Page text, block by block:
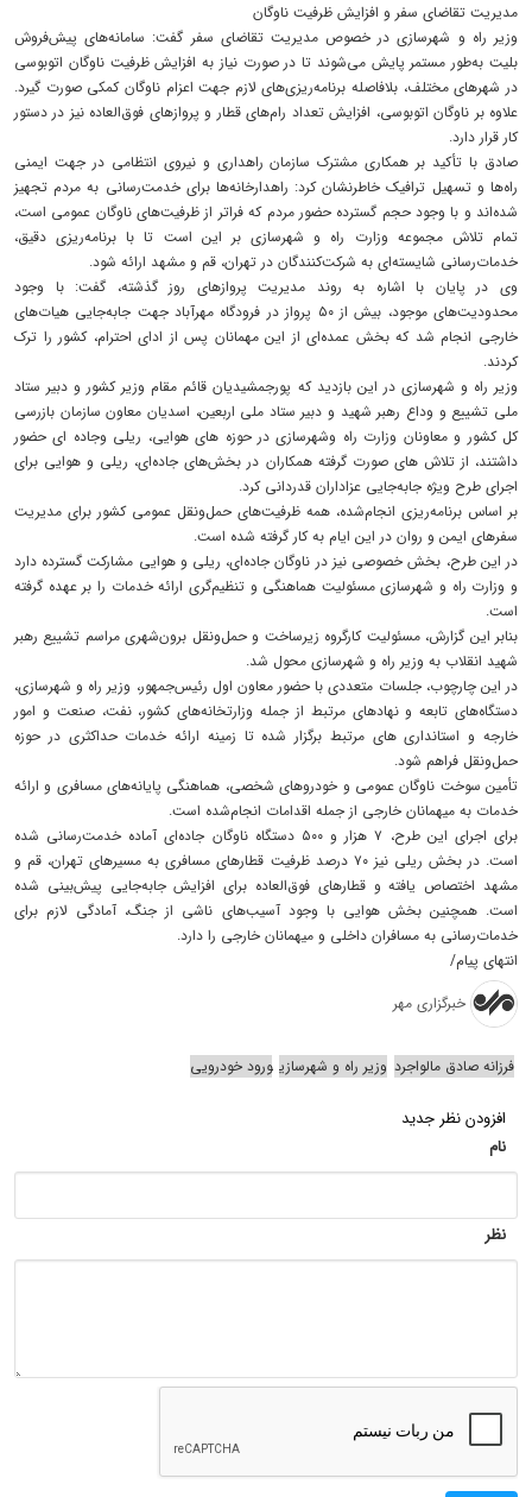
مدیریت تقاضای سفر و افزایش ظرفیت ناوگان
وزیر راه و شهرسازی در خصوص مدیریت تقاضای سفر گفت: سامانه‌های پیش‌فروش
بلیت به‌طور مستمر پایش می‌شوند تا در صورت نیاز به افزایش ظرفیت ناوگان اتوبوسی
در شهرهای مختلف، بلافاصله برنامه‌ریزی‌های لازم جهت اعزام ناوگان کمکی صورت گیرد.
علاوه بر ناوگان اتوبوسی، افزایش تعداد رام‌های قطار و پروازهای فوق‌العاده نیز در دستور
کار قرار دارد.
صادق با تأکید بر همکاری مشترک سازمان راهداری و نیروی انتظامی در جهت ایمنی
راه‌ها و تسهیل ترافیک خاطرنشان کرد: راهدارخانه‌ها برای خدمت‌رسانی به مردم تجهیز
شده‌اند و با وجود حجم گسترده حضور مردم که فراتر از ظرفیت‌های ناوگان عمومی است،
تمام تلاش مجموعه وزارت راه و شهرسازی بر این است تا با برنامه‌ریزی دقیق،
خدمات‌رسانی شایسته‌ای به شرکت‌کنندگان در تهران، قم و مشهد ارائه شود.
وی در پایان با اشاره به روند مدیریت پروازهای روز گذشته، گفت: با وجود
محدودیت‌های موجود، بیش از ۵۰ پرواز در فرودگاه مهرآباد جهت جابه‌جایی هیات‌های
خارجی انجام شد که بخش عمده‌ای از این مهمانان پس از ادای احترام، کشور را ترک
کردند.
وزیر راه و شهرسازی در این بازدید که پورجمشیدیان قائم مقام وزیر کشور و دبیر ستاد
ملی تشییع و وداع رهبر شهید و دبیر ستاد ملی اربعین، اسدیان معاون سازمان بازرسی
کل کشور و معاونان وزارت راه وشهرسازی در حوزه های هوایی، ریلی وجاده ای حضور
داشتند، از تلاش های صورت گرفته همکاران در بخش‌های جاده‌ای، ریلی و هوایی برای
اجرای طرح ویژه جابه‌جایی عزاداران قدردانی کرد.
بر اساس برنامه‌ریزی انجام‌شده، همه ظرفیت‌های حمل‌ونقل عمومی کشور برای مدیریت
سفرهای ایمن و روان در این ایام به کار گرفته شده است.
در این طرح، بخش خصوصی نیز در ناوگان جاده‌ای، ریلی و هوایی مشارکت گسترده دارد
و وزارت راه و شهرسازی مسئولیت هماهنگی و تنظیم‌گری ارائه خدمات را بر عهده گرفته
است.
بنابر این گزارش، مسئولیت کارگروه زیرساخت و حمل‌ونقل برون‌شهری مراسم تشییع رهبر
شهید انقلاب به وزیر راه و شهرسازی محول شد.
در این چارچوب، جلسات متعددی با حضور معاون اول رئیس‌جمهور، وزیر راه و شهرسازی،
دستگاه‌های تابعه و نهادهای مرتبط از جمله وزارتخانه‌های کشور، نفت، صنعت و امور
خارجه و استانداری های مرتبط برگزار شده تا زمینه ارائه خدمات حداکثری در حوزه
حمل‌ونقل فراهم شود.
تأمین سوخت ناوگان عمومی و خودروهای شخصی، هماهنگی پایانه‌های مسافری و ارائه
خدمات به میهمانان خارجی از جمله اقدامات انجام‌شده است.
برای اجرای این طرح، ۷ هزار و ۵۰۰ دستگاه ناوگان جاده‌ای آماده خدمت‌رسانی شده
است. در بخش ریلی نیز ۷۰ درصد ظرفیت قطارهای مسافری به مسیرهای تهران، قم و
مشهد اختصاص یافته و قطارهای فوق‌العاده برای افزایش جابه‌جایی پیش‌بینی شده
است. همچنین بخش هوایی با وجود آسیب‌های ناشی از جنگ، آمادگی لازم برای
خدمات‌رسانی به مسافران داخلی و میهمانان خارجی را دارد.
انتهای پیام/
خبرگزاری مهر
فرزانه صادق مالواجرد وزیر راه و شهرسازی ورود خودرویی
افزودن نظر جدید
نام
نظر